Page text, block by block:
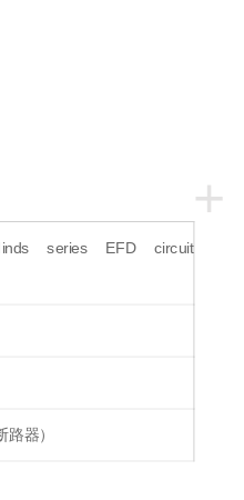
+
series EFD circuit
器）